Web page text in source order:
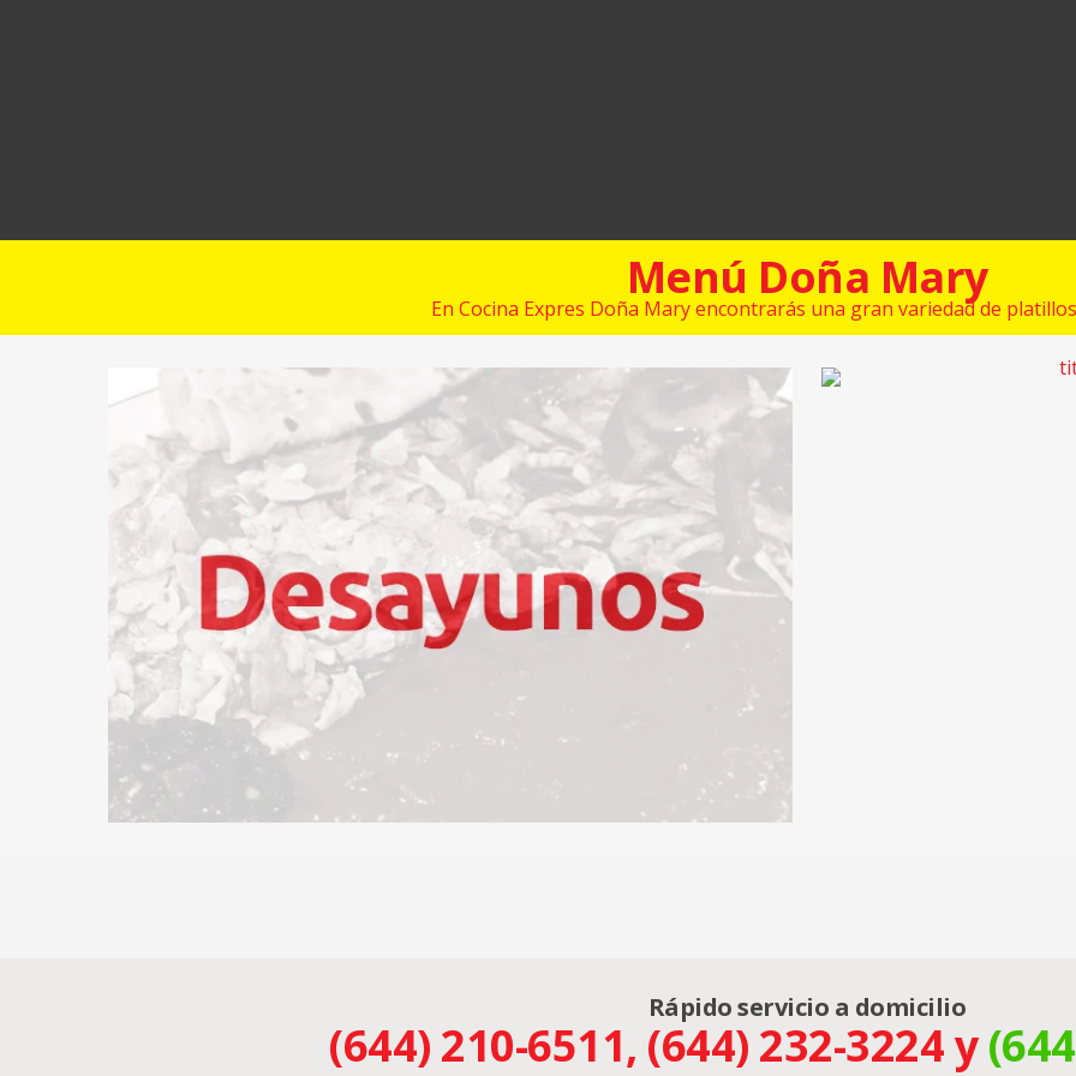
Menú Doña Mary
En Cocina Expres Doña Mary encontrarás una gran variedad de
Rápido servicio a domicilio
(644) 210-6511, (644) 232-3224 y